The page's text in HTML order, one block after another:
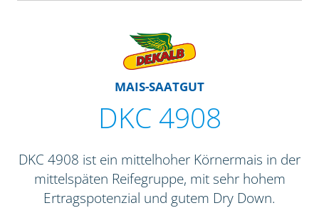
MAIS-SAATGUT
DKC 4908
DKC 4908 ist ein mittelhoher Körnermais in der
mittelspäten Reifegruppe, mit sehr hohem
Ertragspotenzial und gutem Dry Down.